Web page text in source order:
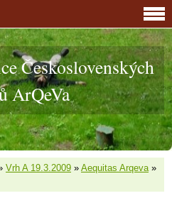
Československých
ArQeVa
Vrh A 19.3.2009 » Aequitas Arqeva»